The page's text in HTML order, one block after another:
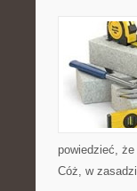
powiedzieć,
Cóż, w